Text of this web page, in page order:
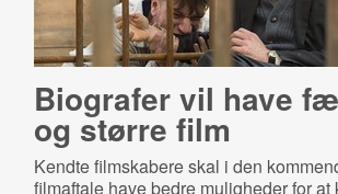
Biografer vil have
og større film
Kendte filmskabere skal i den
filmaftale have bedre muligheder for at